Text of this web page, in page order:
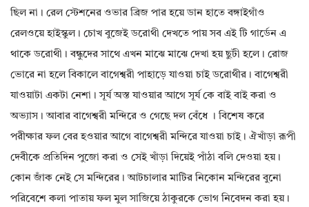
ছিল না। রেল স্টেশনের ওভার ব্রিজ পার হয়ে ডান হাতে বঙ্গাইগাঁও
রেলওয়ে হাইস্কুল। চোখ বুজেই ডরোথী দেখতে পায় সব এই টি গার্ডেন এ
থাকে ডরোথী। বন্ধুদের সাথে এখন মাঝে মাঝে দেখা হয় ছুটী হলে। রোজ
ভোরে না হলে বিকালে বাগেশ্বরী পাহাড়ে যাওয়া চাই ডরোথীর। বাগেশ্বরী
যাওয়াটা একটা নেশা। সূর্য অস্ত যাওয়ার আগে সূর্য কে বাই বাই করা ও
অভ্যাস। আবার বাগেশ্বরী মন্দিরে ও গেছে দল বেঁধে । বিশেষ করে
পরীক্ষার ফল বের হওয়ার আগে বাগেশ্বরী মন্দিরে যাওয়া চাই। ঐখাঁড়া রূপী
দেবীকে প্রতিদিন পুজো করা ও সেই খাঁড়া দিয়েই পাঁঠা বলি দেওয়া হয়।
কোন জাঁক নেই সে মন্দিরের। আটচালার মাটির নিকোন মন্দিরের বুনো
পরিবেশে কলা পাতায় ফল মুল সাজিয়ে ঠাকুরকে ভোগ নিবেদন করা হয়।